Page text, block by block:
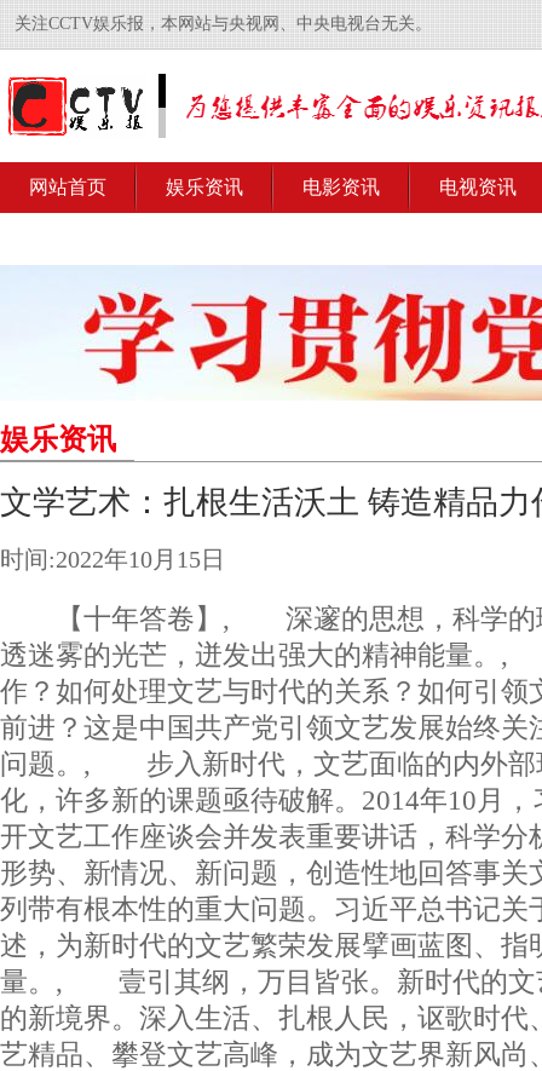
关注CCTV娱乐报，本网站与央视网、中央电视台无关。
网站首页 娱乐资讯 电影资讯 电视资讯
娱乐资讯
文学艺术：扎根生活沃土 铸造精品力
时间:2022年10月15日
【十年答卷】, 深邃的思想，科学的
透迷雾的光芒，迸发出强大的精神能量
作？如何处理文艺与时代的关系？如何引领
前进？这是中国共产党引领文艺发展始终关
问题。, 步入新时代，文艺面临的内外部
化，许多新的课题亟待破解。2014年10月
开文艺工作座谈会并发表重要讲话，科学分
形势、新情况、新问题，创造性地回答事关
列带有根本性的重大问题。习近平总书记关
述，为新时代的文艺繁荣发展擘画蓝图、指
量。, 壹引其纲，万目皆张。新时代的文
的新境界。深入生活、扎根人民，讴歌时代
艺精品、攀登文艺高峰，成为文艺界新